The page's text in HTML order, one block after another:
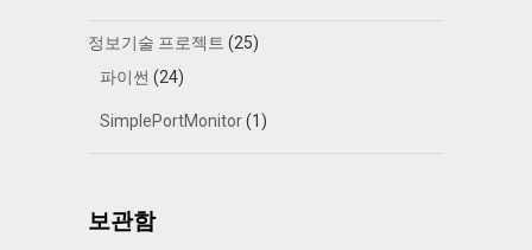
정보기술 프로젝트 (25)
파이썬 (24)
SimplePortMonitor(1)
보관함